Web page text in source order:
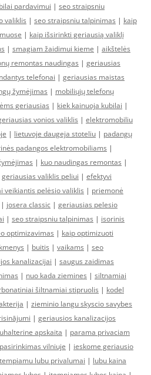
pardavimui | seo straipsniu
valiklis | seo straipsniu talpinimas | kaip
| kaip išsirinkti geriausią valiklį
| smagiam žaidimui kieme | aikštelės
remontas naudingas | geriausias
telefonai | geriausias maistas
žymėjimas | mobiliųjų telefonų
geriausias | kiek kainuoja kubilai |
vonios valiklis | elektromobiliu
| lietuvoje daugeja stoteliu | padangų
padangos elektromobiliams |
| kuo naudingas remontas |
geriausias valiklis peliui | efektyvi
veikiantis pelėsio valiklis | priemonė
| josera classic | geriausias pelesio
| seo straipsniu talpinimas | isorinis
optimizavimas | kaip optimizuoti
| buitis | vaikams | seo
kanalizacijai | saugus zaidimas
| nuo kada ziemines | siltnamiai
šiltnamiai stipruolis | kodel
| zieminio langu skyscio savybes
| geriausios kanalizacijos
apskaita | parama privaciam
pasirinkimas vilniuje | ieskome geriausio
lubu privalumai | lubu kaina